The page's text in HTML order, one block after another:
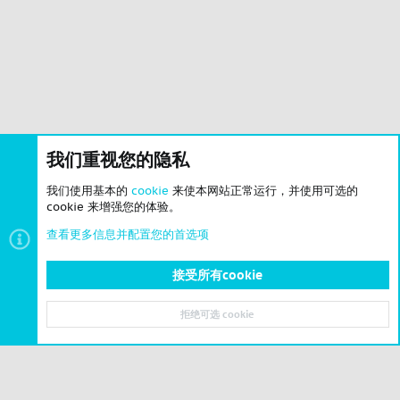
我们重视您的隐私
我们使用基本的 cookie 来使本网站正常运行，并使用可选的
cookie 来增强您的体验。
查看更多信息并配置您的首选项
接受所有cookie
拒绝可选 cookie